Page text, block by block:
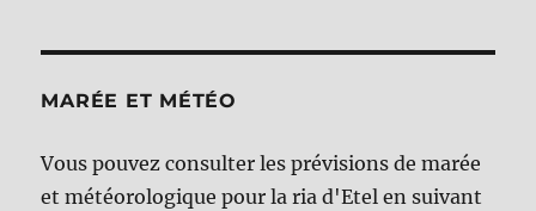
MARÉE ET MÉTÉO
Vous pouvez consulter les prévisions de marée
et météorologique pour la ria d'Etel en suivant